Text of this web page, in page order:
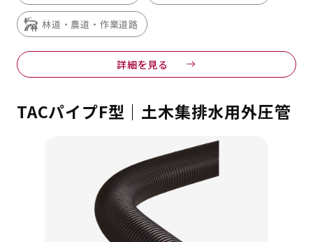
林道・農道・作業道路
詳細を見る
TACパイプF型｜土木集排水用外圧管